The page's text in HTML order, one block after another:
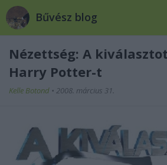
Bűvész blog
Nézettség: A
Harry Potter-t
Kelle Botond • 2008. március 31.